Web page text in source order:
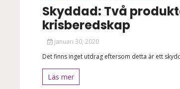
2 Minutes
Skyddad: Två
krisberedskap
januari 30, 2020
Det finns inget utdrag eftersom detta är ett
Läs mer